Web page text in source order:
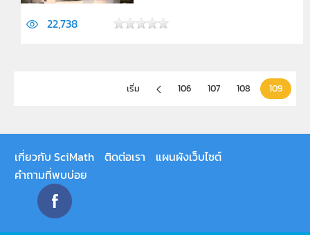
22,738
เริ่ม 106 107 108 109
เกี่ยวกับ SciMath ติดต่อเรา
แผนผังเว็บไซต์
คำถามที่พบบ่อย